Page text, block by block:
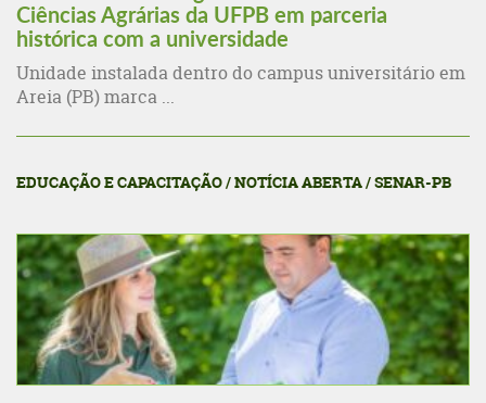
Ciências Agrárias da UFPB em parceria
histórica com a universidade
Unidade instalada dentro do campus universitário em
Areia (PB) marca ...
EDUCAÇÃO E CAPACITAÇÃO / NOTÍCIA ABERTA / SENAR-PB